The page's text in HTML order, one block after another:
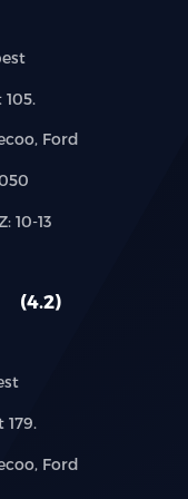
felismerése
rögzítési
ellenőrző
fékrendszer (ABS)
(EBD) +
menetstabilizáló
Ford
10-13
4.2
179.
Ford